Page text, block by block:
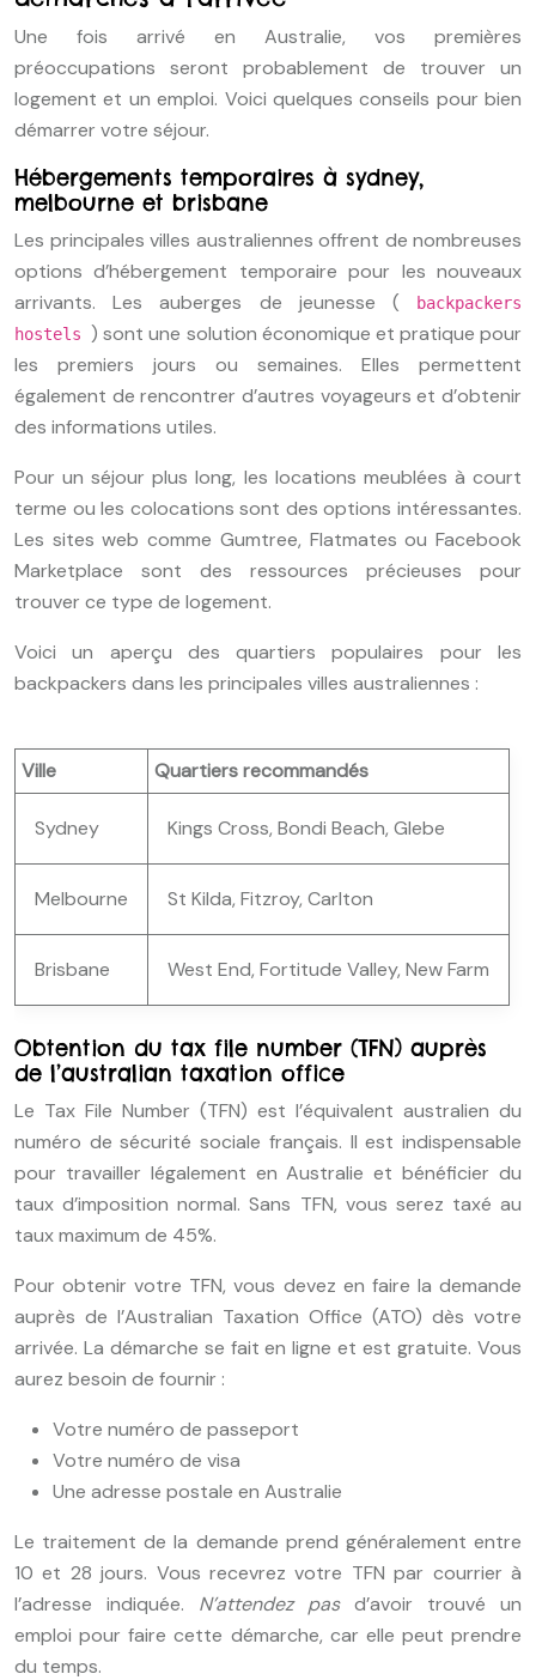
Une fois arrivé en Australie, vos premières
préoccupations seront probablement de trouver un
logement et un emploi. Voici quelques conseils pour bien
démarrer votre séjour.
Hébergements temporaires à sydney,
melbourne et brisbane
Les principales villes australiennes offrent de nombreuses
options d’hébergement temporaire pour les nouveaux
arrivants. Les auberges de jeunesse (
backpackers
hostels ) sont une solution économique et pratique pour
les premiers jours ou semaines. Elles permettent
également de rencontrer d’autres voyageurs et d’obtenir
des informations utiles.
Pour un séjour plus long, les locations meublées à court
terme ou les colocations sont des options intéressantes.
Les sites web comme Gumtree, Flatmates ou Facebook
Marketplace sont des ressources précieuses pour
trouver ce type de logement.
Voici un aperçu des quartiers populaires pour les
backpackers dans les principales villes australiennes :
Ville Quartiers recommandés
Sydney Kings Cross, Bondi Beach, Glebe
Melbourne St Kilda, Fitzroy, Carlton
Brisbane West End, Fortitude Valley, New Farm
Obtention du tax file number (TFN) auprès
de l’australian taxation office
Le Tax File Number (TFN) est l’équivalent australien du
numéro de sécurité sociale français. Il est indispensable
pour travailler légalement en Australie et bénéficier du
taux d’imposition normal. Sans TFN, vous serez taxé au
taux maximum de 45%.
Pour obtenir votre TFN, vous devez en faire la demande
auprès de l’Australian Taxation Office (ATO) dès votre
arrivée. La démarche se fait en ligne et est gratuite. Vous
aurez besoin de fournir :
Votre numéro de passeport
Votre numéro de visa
Une adresse postale en Australie
Le traitement de la demande prend généralement entre
10 et 28 jours. Vous recevrez votre TFN par courrier à
l’adresse indiquée. N’attendez pas d’avoir trouvé un
emploi pour faire cette démarche, car elle peut prendre
du temps.